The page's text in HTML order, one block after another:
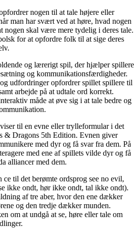
nogen til at tale højere eller
man har svært ved at høre, hvad nogen
nogen skal være mere tydelig i deres tale.
for at opfordre folk til at sige deres
og lærerigt spil, der hjælper spillere
og kommunikationsfærdigheder.
udfordringer opfordrer spillet spillere til
arbejde på at udtale ord korrekt.
måde at øve sig i at tale bedre og
til en evne eller trylleformular i det
& Dragons 5th Edition. Evnen giver
med dyr og få svar fra dem. På
med ene af spillets vilde dyr og få
alliancer med dem.
ce til det berømte ordsprog see no evil,
ikke ondt, hør ikke ondt, tal ikke ondt).
af tre aber, hvor den ene dækker
og den tredje dækker munden.
om at undgå at se, høre eller tale om